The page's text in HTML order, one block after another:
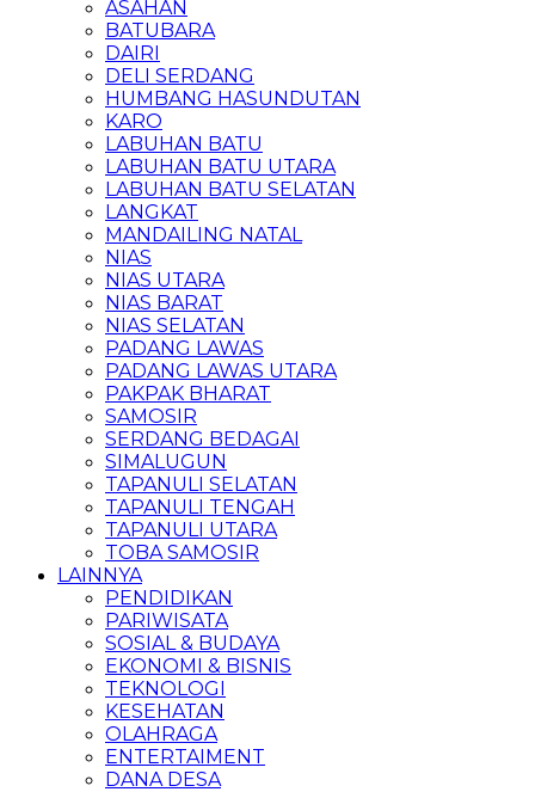
ASAHAN
BATUBARA
DAIRI
DELI SERDANG
HUMBANG HASUNDUTAN
KARO
LABUHAN BATU
LABUHAN BATU UTARA
LABUHAN BATU SELATAN
LANGKAT
MANDAILING NATAL
NIAS
NIAS UTARA
NIAS BARAT
NIAS SELATAN
PADANG LAWAS
PADANG LAWAS UTARA
PAKPAK BHARAT
SAMOSIR
SERDANG BEDAGAI
SIMALUGUN
TAPANULI SELATAN
TAPANULI TENGAH
TAPANULI UTARA
TOBA SAMOSIR
LAINNYA
PENDIDIKAN
PARIWISATA
SOSIAL & BUDAYA
EKONOMI & BISNIS
TEKNOLOGI
KESEHATAN
OLAHRAGA
ENTERTAIMENT
DANA DESA